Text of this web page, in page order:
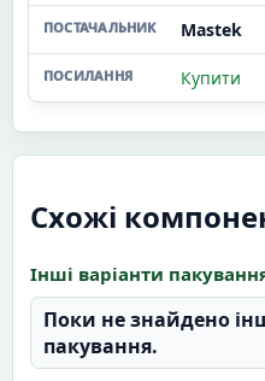
Mastek
Купити
Схожі
Інші варіанти
Поки не знайдено
пакування.